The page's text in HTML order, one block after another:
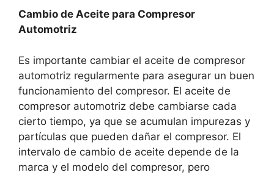
Cambio de Aceite para Compresor
Automotriz
Es importante cambiar el aceite de compresor
automotriz regularmente para asegurar un buen
funcionamiento del compresor. El aceite de
compresor automotriz debe cambiarse cada
cierto tiempo, ya que se acumulan impurezas y
partículas que pueden dañar el compresor. El
intervalo de cambio de aceite depende de la
marca y el modelo del compresor, pero